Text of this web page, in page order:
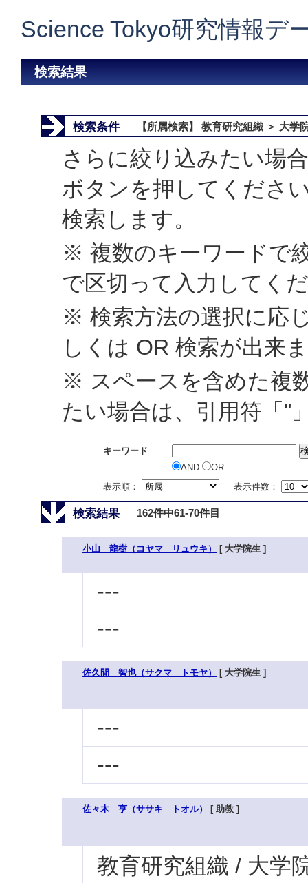
Science Tokyo研究情報デ
検索結果
検索条件 【所属検索】 教育研究組織 ＞ 大
さらに絞り込みたい場
ボタンを押してくださ
検索します。
※ 複数のキーワードで
で区切って入力してく
※ 検索方法の選択に応
しくは OR 検索が出来
※ スペースを含めた複
たい場合は、引用符「"
キーワード
AND
OR
表示順：
表示件数：
検索結果 162件中61-70件目
小山 龍樹（コヤマ リュウキ） [ 大学院生 ]
---
---
佐久間 智也（サクマ トモヤ） [ 大学院生 ]
---
---
佐々木 亨（ササキ トオル） [ 助教 ]
教育研究組織 / 大学